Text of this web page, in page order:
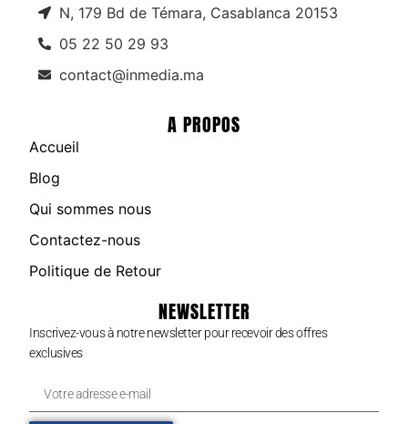
N, 179 Bd de Témara, Casablanca 20153
05 22 50 29 93
contact@inmedia.ma
A PROPOS
Accueil
Blog
Qui sommes nous
Contactez-nous
Politique de Retour
NEWSLETTER
Inscrivez-vous à notre newsletter pour recevoir des offres
exclusives